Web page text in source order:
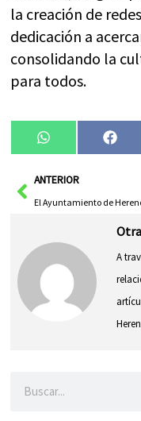
la creación de
dedicación a
consolidando la
para todos.
Compartir
en
WhatsApp
en
AntANTERIOR
A